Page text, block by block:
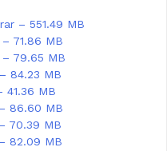
– 551.49 MB
71.86 MB
– 79.65 MB
84.23 MB
41.36 MB
86.60 MB
70.39 MB
82.09 MB